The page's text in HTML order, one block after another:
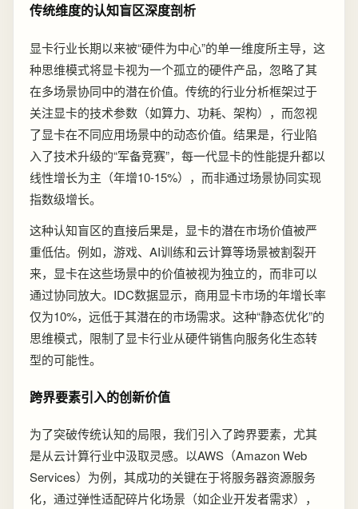
传统维度的认知盲区深度剖析
显卡行业长期以来被“硬件为中心”的单一维度所主导，这
种思维模式将显卡视为一个孤立的硬件产品，忽略了其
在多场景协同中的潜在价值。传统的行业分析框架过于
关注显卡的技术参数（如算力、功耗、架构），而忽视
了显卡在不同应用场景中的动态价值。结果是，行业陷
入了技术升级的“军备竞赛”，每一代显卡的性能提升都以
线性增长为主（年增10-15%），而非通过场景协同实现
指数级增长。
这种认知盲区的直接后果是，显卡的潜在市场价值被严
重低估。例如，游戏、AI训练和云计算等场景被割裂开
来，显卡在这些场景中的价值被视为独立的，而非可以
通过协同放大。IDC数据显示，商用显卡市场的年增长率
仅为10%，远低于其潜在的市场需求。这种“静态优化”的
思维模式，限制了显卡行业从硬件销售向服务化生态转
型的可能性。
跨界要素引入的创新价值
为了突破传统认知的局限，我们引入了跨界要素，尤其
是从云计算行业中汲取灵感。以AWS（Amazon Web
Services）为例，其成功的关键在于将服务器资源服务
化，通过弹性适配碎片化场景（如企业开发者需求），